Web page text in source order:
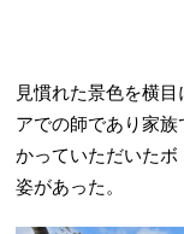
見慣れた景色を横
アでの師であり家
かっていただいた
姿があった。